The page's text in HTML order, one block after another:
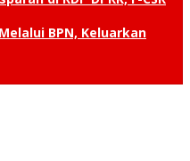
BPN, Keluarkan